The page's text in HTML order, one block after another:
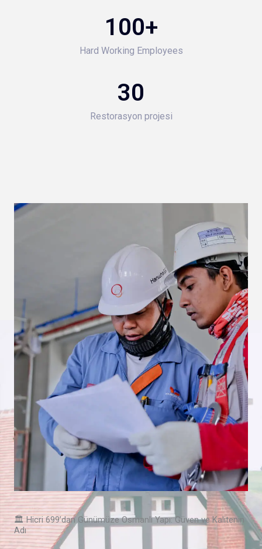
Hard Working Employees
100+
Restorasyon projesi
30
🏛️ Hicri 699’dan Günümüze Osmanlı Yapı: Güven ve Kalitenin
Adı